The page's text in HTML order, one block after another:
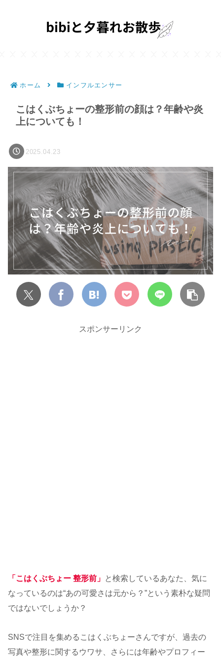
ホーム インフルエンサー
こはくぶちょーの整形前の顔は？年齢や炎
上についても！
2025.04.23
スポンサーリンク
「こはくぶちょー 整形前」
と検索しているあなた、気に
なっているのは“あの可愛さは元から？”という素朴な疑問
ではないでしょうか？
SNSで注目を集めるこはくぶちょーさんですが、過去の
写真や整形に関するウワサ、さらには年齢やプロフィー